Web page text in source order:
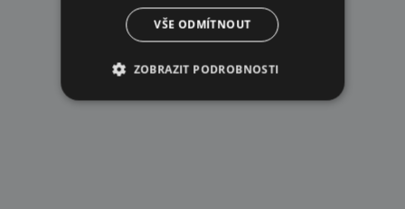
VŠE ODMÍTNOUT
ZOBRAZIT PODROBNOSTI